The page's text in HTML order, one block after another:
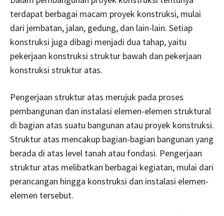
terdapat berbagai macam proyek konstruksi, mulai
dari jembatan, jalan, gedung, dan lain-lain. Setiap
konstruksi juga dibagi menjadi dua tahap, yaitu
pekerjaan konstruksi struktur bawah dan pekerjaan
konstruksi struktur atas.
Pengerjaan struktur atas merujuk pada proses
pembangunan dan instalasi elemen-elemen struktural
di bagian atas suatu bangunan atau proyek konstruksi.
Struktur atas mencakup bagian-bagian bangunan yang
berada di atas level tanah atau fondasi. Pengerjaan
struktur atas melibatkan berbagai kegiatan, mulai dari
perancangan hingga konstruksi dan instalasi elemen-
elemen tersebut.